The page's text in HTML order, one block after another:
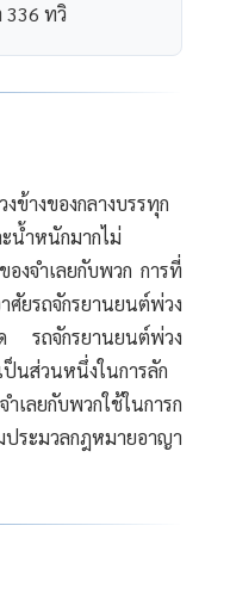
336 ทวิ
ข้างของกลางบรรทุก
ำหนักมากไม่
องจำเลยกับพวก การที่
ศัยรถจักรยานยนต์พ่วง
ด รถจักรยานยนต์พ่วง
ป็นส่วนหนึ่งในการลัก
เลยกับพวกใช้ในการก
ระมวลกฎหมายอาญา